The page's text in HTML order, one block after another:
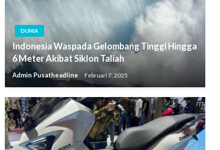
DUNIA
Indonesia Waspada Gelombang Tinggi Hingga
6 Meter Akibat Siklon Taliah
Admin Pusatheadline Februari 7, 2025